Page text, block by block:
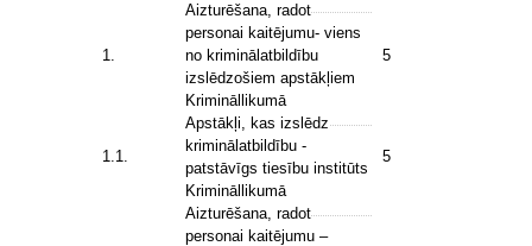
1.
Aizturēšana, radot
personai kaitējumu- viens
no kriminālatbildību
izslēdzošiem apstākļiem
Krimināllikumā
5
1.1.
Apstākļi, kas izslēdz
kriminālatbildību -
patstāvīgs tiesību institūts
Krimināllikumā
5
Aizturēšana, radot
personai kaitējumu –